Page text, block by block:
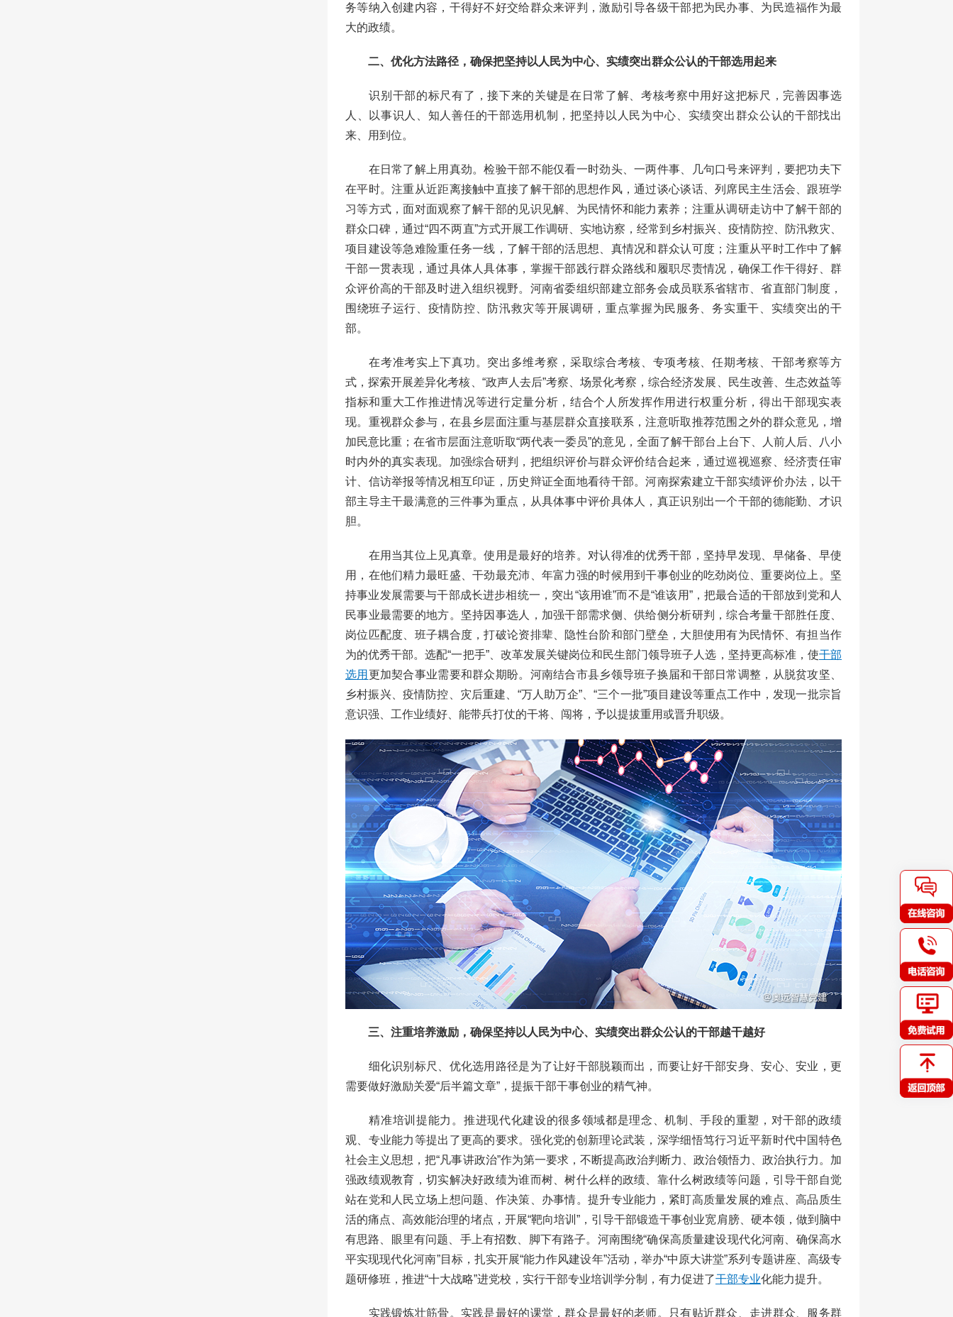
务等纳入创建内容，干得好不好交给群众来评判，激励引导各级干部把为民办事、为民造福作为最
大的政绩。
二、优化方法路径，确保把坚持以人民为中心、实绩突出群众公认的干部选用起来
识别干部的标尺有了，接下来的关键是在日常了解、考核考察中用好这把标尺，完善因事选
人、以事识人、知人善任的干部选用机制，把坚持以人民为中心、实绩突出群众公认的干部找出
来、用到位。
在日常了解上用真劲。检验干部不能仅看一时劲头、一两件事、几句口号来评判，要把功夫下
在平时。注重从近距离接触中直接了解干部的思想作风，通过谈心谈话、列席民主生活会、跟班学
习等方式，面对面观察了解干部的见识见解、为民情怀和能力素养；注重从调研走访中了解干部的
群众口碑，通过“四不两直”方式开展工作调研、实地访察，经常到乡村振兴、疫情防控、防汛救灾、
项目建设等急难险重任务一线，了解干部的活思想、真情况和群众认可度；注重从平时工作中了解
干部一贯表现，通过具体人具体事，掌握干部践行群众路线和履职尽责情况，确保工作干得好、群
众评价高的干部及时进入组织视野。河南省委组织部建立部务会成员联系省辖市、省直部门制度，
围绕班子运行、疫情防控、防汛救灾等开展调研，重点掌握为民服务、务实重干、实绩突出的干
部。
在考准考实上下真功。突出多维考察，采取综合考核、专项考核、任期考核、干部考察等方
式，探索开展差异化考核、“政声人去后”考察、场景化考察，综合经济发展、民生改善、生态效益等
指标和重大工作推进情况等进行定量分析，结合个人所发挥作用进行权重分析，得出干部现实表
现。重视群众参与，在县乡层面注重与基层群众直接联系，注意听取推荐范围之外的群众意见，增
加民意比重；在省市层面注意听取“两代表一委员”的意见，全面了解干部台上台下、人前人后、八小
时内外的真实表现。加强综合研判，把组织评价与群众评价结合起来，通过巡视巡察、经济责任审
计、信访举报等情况相互印证，历史辩证全面地看待干部。河南探索建立干部实绩评价办法，以干
部主导主干最满意的三件事为重点，从具体事中评价具体人，真正识别出一个干部的德能勤、才识
胆。
在用当其位上见真章。使用是最好的培养。对认得准的优秀干部，坚持早发现、早储备、早使
用，在他们精力最旺盛、干劲最充沛、年富力强的时候用到干事创业的吃劲岗位、重要岗位上。坚
持事业发展需要与干部成长进步相统一，突出“该用谁”而不是“谁该用”，把最合适的干部放到党和人
民事业最需要的地方。坚持因事选人，加强干部需求侧、供给侧分析研判，综合考量干部胜任度、
岗位匹配度、班子耦合度，打破论资排辈、隐性台阶和部门壁垒，大胆使用有为民情怀、有担当作
为的优秀干部。选配“一把手”、改革发展关键岗位和民生部门领导班子人选，坚持更高标准，使干部
选用 更加契合事业需要和群众期盼。河南结合市县乡领导班子换届和干部日常调整，从脱贫攻坚、
乡村振兴、疫情防控、灾后重建、“万人助万企”、“三个一批”项目建设等重点工作中，发现一批宗旨
意识强、工作业绩好、能带兵打仗的干将、闯将，予以提拔重用或晋升职级。
三、注重培养激励，确保坚持以人民为中心、实绩突出群众公认的干部越干越好
细化识别标尺、优化选用路径是为了让好干部脱颖而出，而要让好干部安身、安心、安业，更
需要做好激励关爱“后半篇文章”，提振干部干事创业的精气神。
精准培训提能力。推进现代化建设的很多领域都是理念、机制、手段的重塑，对干部的政绩
观、专业能力等提出了更高的要求。强化党的创新理论武装，深学细悟笃行习近平新时代中国特色
社会主义思想，把“凡事讲政治”作为第一要求，不断提高政治判断力、政治领悟力、政治执行力。加
强政绩观教育，切实解决好政绩为谁而树、树什么样的政绩、靠什么树政绩等问题，引导干部自觉
站在党和人民立场上想问题、作决策、办事情。提升专业能力，紧盯高质量发展的难点、高品质生
活的痛点、高效能治理的堵点，开展“靶向培训”，引导干部锻造干事创业宽肩膀、硬本领，做到脑中
有思路、眼里有问题、手上有招数、脚下有路子。河南围绕“确保高质量建设现代化河南、确保高水
平实现现代化河南”目标，扎实开展“能力作风建设年”活动，举办“中原大讲堂”系列专题讲座、高级专
题研修班，推进“十大战略”进党校，实行干部专业培训学分制，有力促进了干部专业化能力提升。
实践锻炼壮筋骨。实践是最好的课堂，群众是最好的老师。只有贴近群众、走进群众、服务群